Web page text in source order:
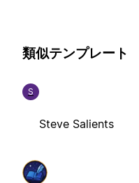
類似テンプレート
S
Steve Salients